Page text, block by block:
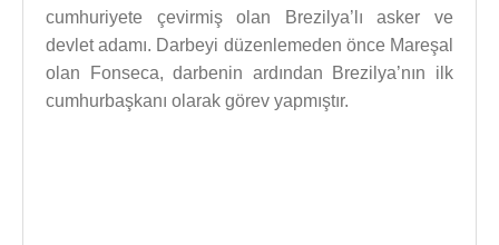
cumhuriyete çevirmiş olan Brezilya’lı asker ve
devlet adamı. Darbeyi düzenlemeden önce Mareşal
olan Fonseca, darbenin ardından Brezilya’nın ilk
cumhurbaşkanı olarak görev yapmıştır.